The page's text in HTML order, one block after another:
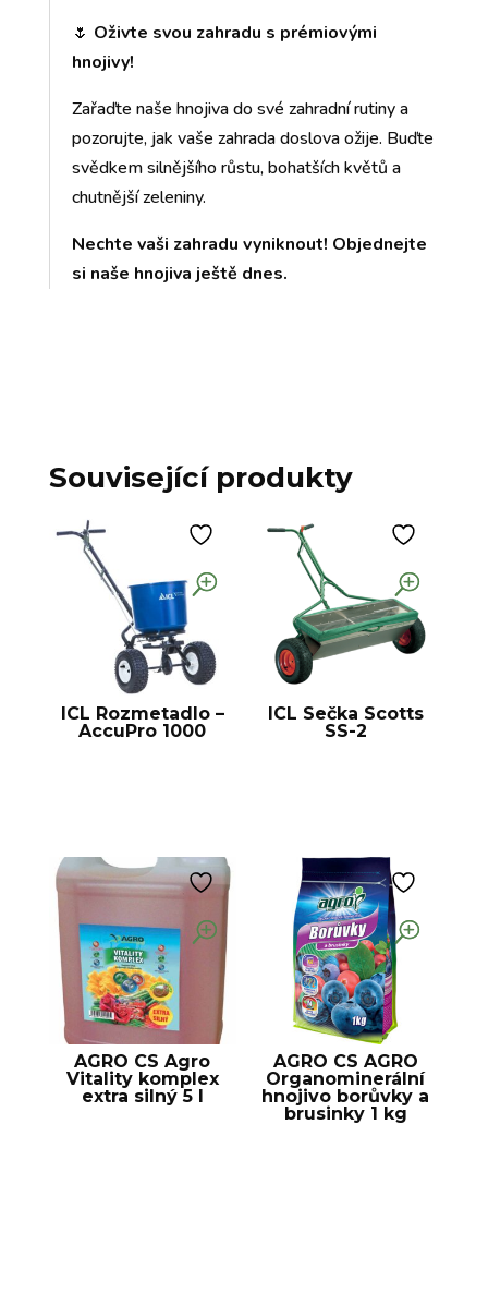
🌷 Oživte svou zahradu s prémiovými
hnojivy!
Zařaďte naše hnojiva do své zahradní rutiny a
pozorujte, jak vaše zahrada doslova ožije. Buďte
svědkem silnějšího růstu, bohatších květů a
chutnější zeleniny.
Nechte vaši zahradu vyniknout! Objednejte
si naše hnojiva ještě dnes.
Související produkty
ICL Rozmetadlo –
AccuPro 1000
ICL Sečka Scotts
SS-2
AGRO CS Agro
Vitality komplex
extra silný 5 l
AGRO CS AGRO
Organominerální
hnojivo borůvky a
brusinky 1 kg